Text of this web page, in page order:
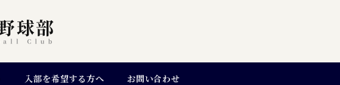
入部を希望する方へ お問い合わせ